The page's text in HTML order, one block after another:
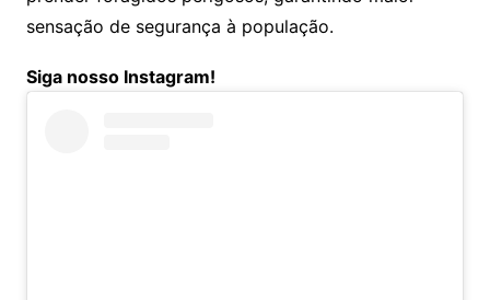
sensação de segurança à população.
Siga nosso Instagram!